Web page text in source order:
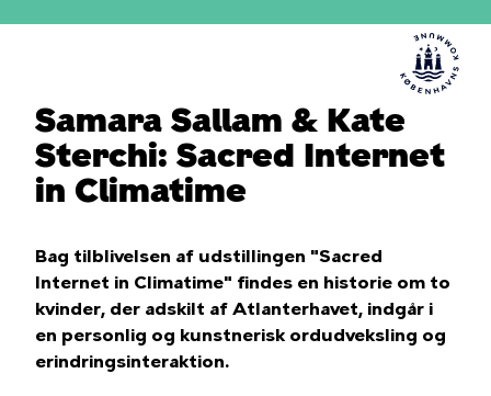
Samara Sallam & Kate
Sterchi: Sacred Internet
in Climatime
Bag tilblivelsen af udstillingen "Sacred
Internet in Climatime" findes en historie om to
kvinder, der adskilt af Atlanterhavet, indgår i
en personlig og kunstnerisk ordudveksling og
erindringsinteraktion.